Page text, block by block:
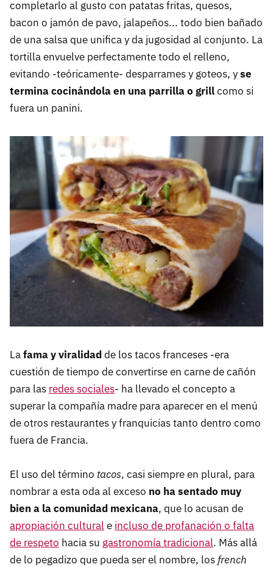
completarlo al gusto con patatas fritas, quesos,
bacon o jamón de pavo, jalapeños... todo bien bañado
de una salsa que unifica y da jugosidad al conjunto. La
tortilla envuelve perfectamente todo el relleno,
evitando -teóricamente- desparrames y goteos, yse
termina cocinándola en una parrilla o grillcomo si
fuera un panini.
Lafama y viralidadde los tacos franceses -era
cuestión de tiempo de convertirse en carne de cañón
para las redes sociales- ha llevado el concepto a
superar la compañía madre para aparecer en el menú
de otros restaurantes y franquicias tanto dentro como
fuera de Francia.
El uso del término tacos, casi siempre en plural, para
nombrar a esta oda al exceso no ha sentado muy
bien a la comunidad mexicana, que lo acusan de
apropiación culturale incluso de profanación o falta
de respeto hacia su gastronomía tradicional. Más allá
de lo pegadizo que pueda ser el nombre, los french